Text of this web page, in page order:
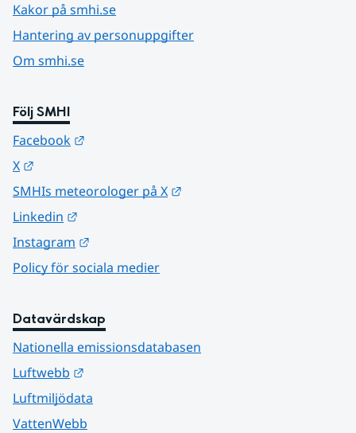
Kakor på smhi.se
Hantering av personuppgifter
Om smhi.se
Följ SMHI
Facebook
X
SMHIs meteorologer på X
Linkedin
Instagram
Policy för sociala medier
Datavärdskap
Nationella emissionsdatabasen
Luftwebb
Luftmiljödata
VattenWebb